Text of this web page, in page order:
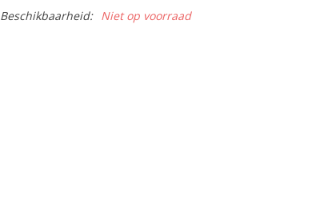
Beschikbaarheid: Niet op voorraad